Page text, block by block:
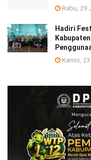
Rabu, 29
Hadiri
Kamis,